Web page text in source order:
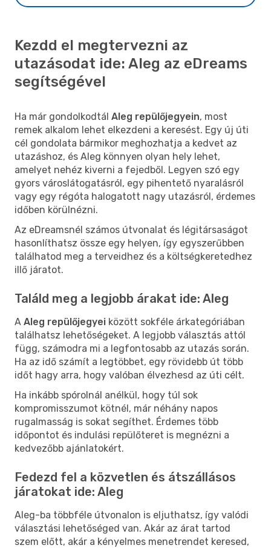
Kezdd el megtervezni az
utazásodat ide: Aleg az eDreams
segítségével
Ha már gondolkodtál Aleg repülőjegyein, most
remek alkalom lehet elkezdeni a keresést. Egy új úti
cél gondolata bármikor meghozhatja a kedvet az
utazáshoz, és Aleg könnyen olyan hely lehet,
amelyet nehéz kiverni a fejedből. Legyen szó egy
gyors városlátogatásról, egy pihentető nyaralásról
vagy egy régóta halogatott nagy utazásról, érdemes
időben körülnézni.
Az eDreamsnél számos útvonalat és légitársaságot
hasonlíthatsz össze egy helyen, így egyszerűbben
találhatod meg a terveidhez és a költségkeretedhez
illő járatot.
Találd meg a legjobb árakat ide: Aleg
A Aleg repülőjegyei között sokféle árkategóriában
találhatsz lehetőségeket. A legjobb választás attól
függ, számodra mi a legfontosabb az utazás során.
Ha az idő számít a legtöbbet, egy rövidebb út több
időt hagy arra, hogy valóban élvezhesd az úti célt.
Ha inkább spórolnál anélkül, hogy túl sok
kompromisszumot kötnél, már néhány napos
rugalmasság is sokat segíthet. Érdemes több
időpontot és indulási repülőteret is megnézni a
kedvezőbb ajánlatokért.
Fedezd fel a közvetlen és átszállásos
járatokat ide: Aleg
Aleg-ba többféle útvonalon is eljuthatsz, így valódi
választási lehetőséged van. Akár az árat tartod
szem előtt, akár a kényelmes menetrendet keresed,